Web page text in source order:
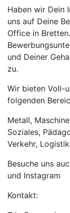
Haben wir Dein
uns auf Deine
Office in
und Deiner
zu.
Wir bieten Voll-
folgenden
Metall,
Soziales,
Verkehr,
Besuche uns
und Instagram
Kontakt: